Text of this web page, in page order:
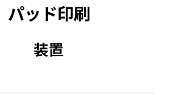
パッド印刷
装置